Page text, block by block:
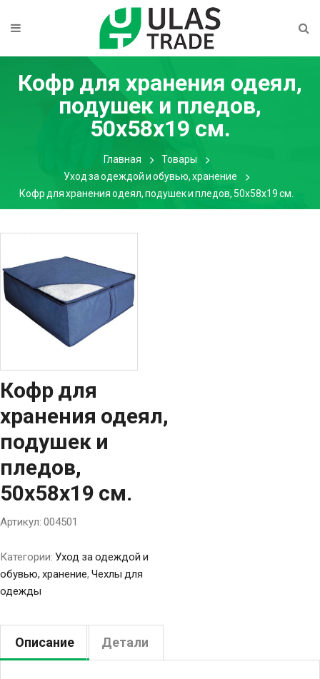
Кофр для хранения одеял,
подушек и пледов,
50х58х19 см.
Главная
Товары
Уход за одеждой и обувью, хранение
Кофр для хранения одеял, подушек и пледов, 50х58х19 см.
Кофр для
хранения одеял,
подушек и
пледов,
50х58х19 см.
Артикул: 004501
Категории: Уход за одеждой и
обувью, хранение, Чехлы для
одежды
Описание Детали